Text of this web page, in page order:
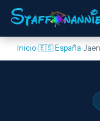
Inicio›🇪🇸 España›Jaen